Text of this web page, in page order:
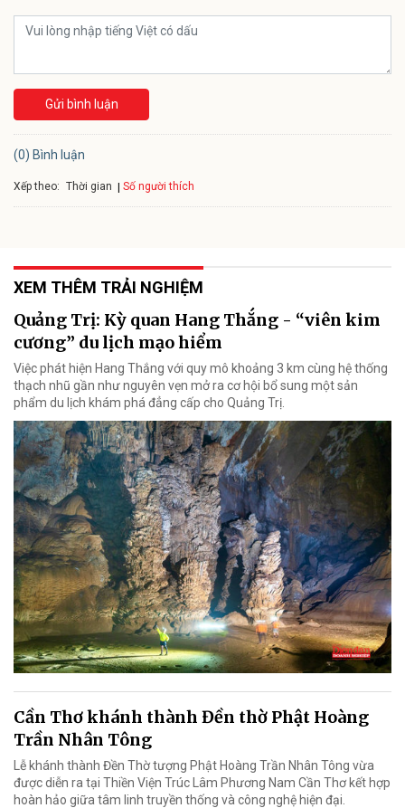
Gửi bình luận
(0) Bình luận
Xếp theo: Thời gian Số người thích
XEM THÊM TRẢI NGHIỆM
Quảng Trị: Kỳ quan Hang Thắng - “viên kim
cương” du lịch mạo hiểm
Việc phát hiện Hang Thắng với quy mô khoảng 3 km cùng hệ thống
thạch nhũ gần như nguyên vẹn mở ra cơ hội bổ sung một sản
phẩm du lịch khám phá đẳng cấp cho Quảng Trị.
Cần Thơ khánh thành Đền thờ Phật Hoàng
Trần Nhân Tông
Lễ khánh thành Đền Thờ tượng Phật Hoàng Trần Nhân Tông vừa
được diễn ra tại Thiền Viện Trúc Lâm Phương Nam Cần Thơ kết hợp
hoàn hảo giữa tâm linh truyền thống và công nghệ hiện đại.